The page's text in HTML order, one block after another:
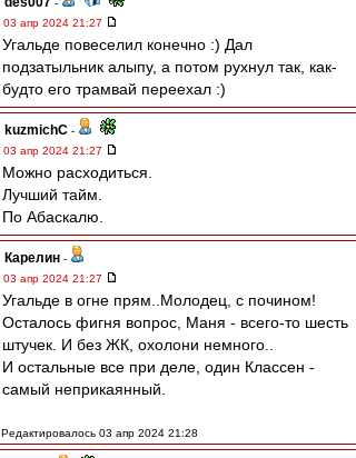
-
03 апр 2024 21:27
Угальде повеселил конечно :) Дал
подзатыльник алыпу, а потом рухнул так, как-
будто его трамвай переехал :)
kuzmichC -
03 апр 2024 21:27
Можно расходиться.
Лучший тайм.
По Абаскалю.
Карелин -
03 апр 2024 21:27
Угальде в огне прям..Молодец, с почином!
Осталось фигня вопрос, Маня - всего-то шесть
штучек. И без ЖК, охолони немного..
И остальные все при деле, один Классен -
самый неприкаянный.
Редактировалось 03 апр 2024 21:28